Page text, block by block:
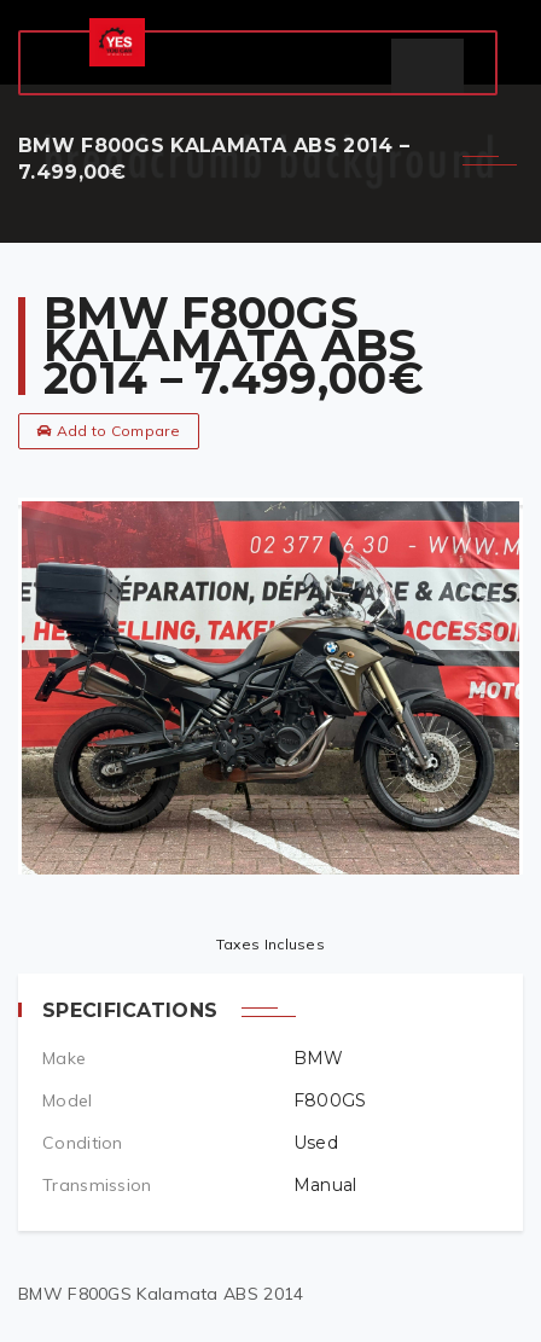
BMW F800GS KALAMATA ABS 2014 –
7.499,00€
BMW F800GS
KALAMATA ABS
2014 – 7.499,00€
Add to Compare
Taxes Incluses
SPECIFICATIONS
Make
BMW
Model
F800GS
Condition
Used
Transmission
Manual
BMW F800GS Kalamata ABS 2014